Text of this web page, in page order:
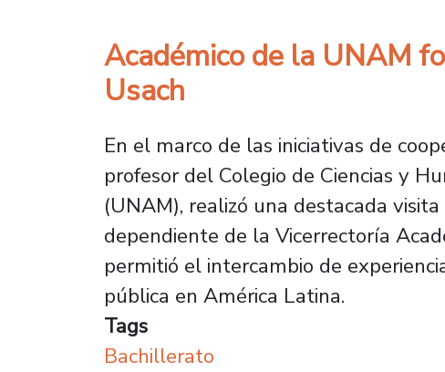
Académico de la UNAM
Usach
En el marco de las iniciativas de
profesor del Colegio de Ciencias y
(UNAM), realizó una destacada
dependiente de la Vicerrectoría
permitió el intercambio de
pública en América Latina.
Tags
Bachillerato